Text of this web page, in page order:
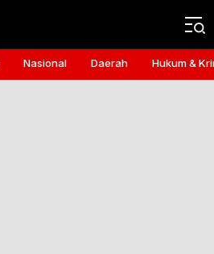
Nasional Daerah Hukum &